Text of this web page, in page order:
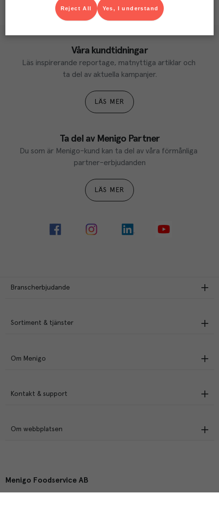
Våra kundtidningar
Läs inspirerande reportage, matnyttiga artiklar och
ta del av aktuella kampanjer.
LÄS MER
Ta del av Menigo Partner
Du som är Menigo-kund kan ta del av våra förmånliga
partner-erbjudanden
LÄS MER
Branscherbjudande
Sortiment & tjänster
Om Menigo
Kontakt & support
Om webbplatsen
Menigo Foodservice AB
Yes, I understand
Reject All